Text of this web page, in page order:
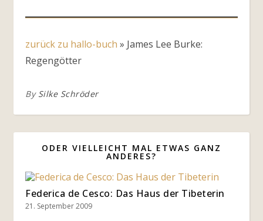
zurück zu hallo-buch » James Lee Burke:
Regengötter
By Silke Schröder
ODER VIELLEICHT MAL ETWAS GANZ
ANDERES?
Federica de Cesco: Das Haus der Tibeterin
21. September 2009